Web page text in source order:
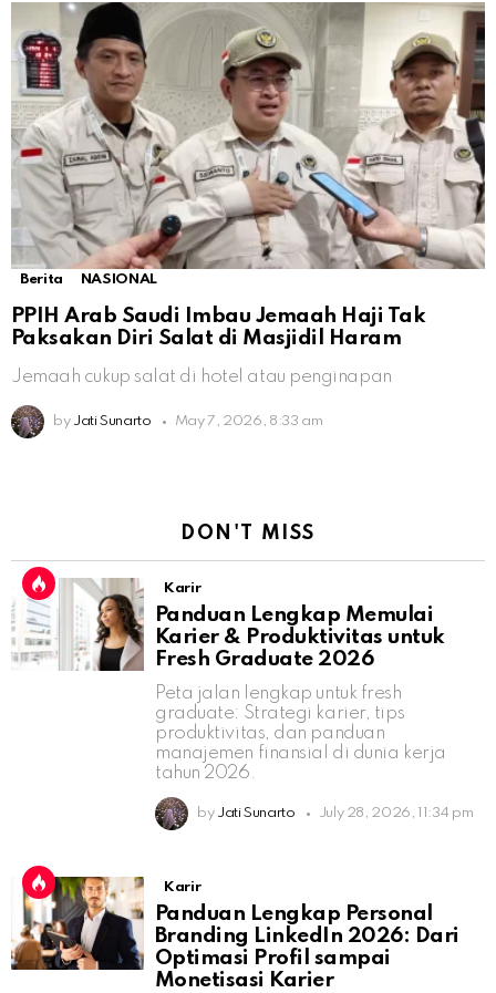
Berita NASIONAL
PPIH Arab Saudi Imbau Jemaah Haji Tak
Paksakan Diri Salat di Masjidil Haram
Jemaah cukup salat di hotel atau penginapan
by Jati Sunarto May 7, 2026, 8:33 am
DON'T MISS
Karir
Panduan Lengkap Memulai
Karier & Produktivitas untuk
Fresh Graduate 2026
Peta jalan lengkap untuk fresh
graduate: Strategi karier, tips
produktivitas, dan panduan
manajemen finansial di dunia kerja
tahun 2026.
by Jati Sunarto July 28, 2026, 11:34 pm
Karir
Panduan Lengkap Personal
Branding LinkedIn 2026: Dari
Optimasi Profil sampai
Monetisasi Karier